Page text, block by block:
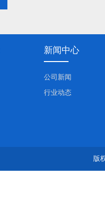
新闻中心
公司新闻
行业动态
版